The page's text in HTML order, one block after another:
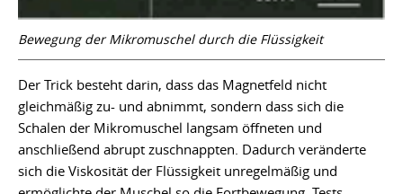
Bewegung der Mikromuschel durch die Flüssigkeit
Der Trick besteht darin, dass das Magnetfeld nicht
gleichmäßig zu- und abnimmt, sondern dass sich die
Schalen der Mikromuschel langsam öffneten und
anschließend abrupt zuschnappten. Dadurch veränderte
sich die Viskosität der Flüssigkeit unregelmäßig und